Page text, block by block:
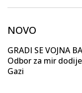
NOVO
GRADI SE VOJNA
Odbor za mir
Gazi